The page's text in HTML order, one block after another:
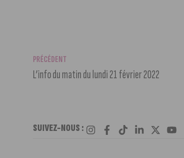
PRÉCÉDENT
L’info du matin du lundi 21 février 2022
SUIVEZ-NOUS :